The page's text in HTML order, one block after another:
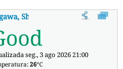
Shizuoka Índice de Qualidade
seg., 3 ago 2026 21:00
26°C